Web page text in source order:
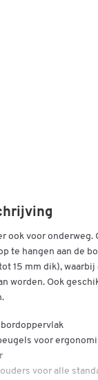
ook voor onderweg.
te hangen aan de
15 mm dik), waarbij
worden. Ook
voor
voor alle